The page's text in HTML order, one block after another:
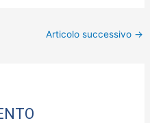
Articolo successivo →